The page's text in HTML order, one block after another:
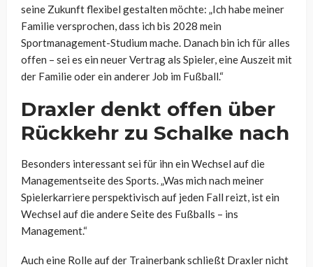
seine Zukunft flexibel gestalten möchte: „Ich habe meiner
Familie versprochen, dass ich bis 2028 mein
Sportmanagement-Studium mache. Danach bin ich für alles
offen – sei es ein neuer Vertrag als Spieler, eine Auszeit mit
der Familie oder ein anderer Job im Fußball.“
Draxler denkt offen über
Rückkehr zu Schalke nach
Besonders interessant sei für ihn ein Wechsel auf die
Managementseite des Sports. „Was mich nach meiner
Spielerkarriere perspektivisch auf jeden Fall reizt, ist ein
Wechsel auf die andere Seite des Fußballs – ins
Management.“
Auch eine Rolle auf der Trainerbank schließt Draxler nicht